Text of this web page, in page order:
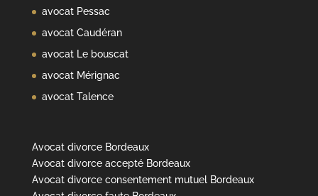
avocat Pessac
avocat Caudéran
avocat Le bouscat
avocat Mérignac
avocat Talence
Avocat divorce Bordeaux
Avocat divorce accepté Bordeaux
Avocat divorce consentement mutuel Bordeaux